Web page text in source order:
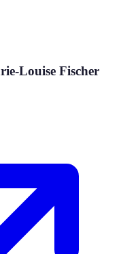
Louise Fischer